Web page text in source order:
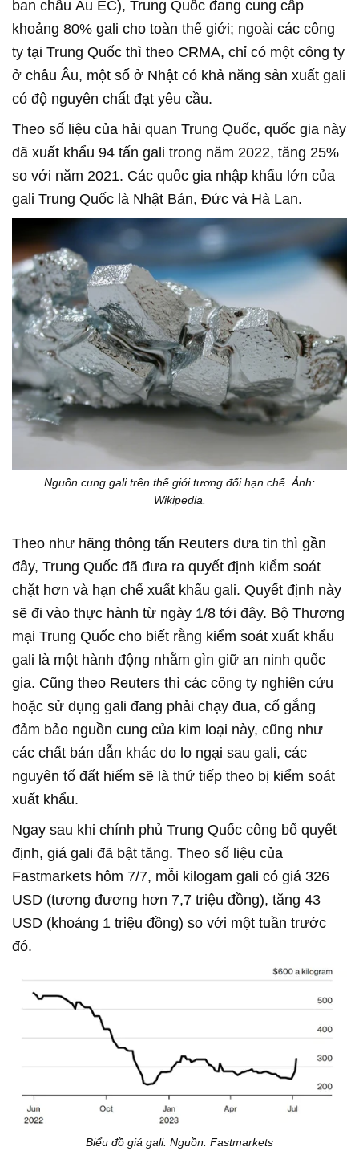
ban châu Âu EC), Trung Quốc đang cung cấp
khoảng 80% gali cho toàn thế giới; ngoài các công
ty tại Trung Quốc thì theo CRMA, chỉ có một công ty
ở châu Âu, một số ở Nhật có khả năng sản xuất gali
có độ nguyên chất đạt yêu cầu.
Theo số liệu của hải quan Trung Quốc, quốc gia này
đã xuất khẩu 94 tấn gali trong năm 2022, tăng 25%
so với năm 2021. Các quốc gia nhập khẩu lớn của
gali Trung Quốc là Nhật Bản, Đức và Hà Lan.
Nguồn cung gali trên thế giới tương đối hạn chế. Ảnh:
Wikipedia.
Theo như hãng thông tấn Reuters đưa tin thì gần
đây, Trung Quốc đã đưa ra quyết định kiểm soát
chặt hơn và hạn chế xuất khẩu gali. Quyết định này
sẽ đi vào thực hành từ ngày 1/8 tới đây. Bộ Thương
mại Trung Quốc cho biết rằng kiểm soát xuất khẩu
gali là một hành động nhằm gìn giữ an ninh quốc
gia. Cũng theo Reuters thì các công ty nghiên cứu
hoặc sử dụng gali đang phải chạy đua, cố gắng
đảm bảo nguồn cung của kim loại này, cũng như
các chất bán dẫn khác do lo ngại sau gali, các
nguyên tố đất hiếm sẽ là thứ tiếp theo bị kiểm soát
xuất khẩu.
Ngay sau khi chính phủ Trung Quốc công bố quyết
định, giá gali đã bật tăng. Theo số liệu của
Fastmarkets hôm 7/7, mỗi kilogam gali có giá 326
USD (tương đương hơn 7,7 triệu đồng), tăng 43
USD (khoảng 1 triệu đồng) so với một tuần trước
đó.
Biểu đồ giá gali. Nguồn: Fastmarkets